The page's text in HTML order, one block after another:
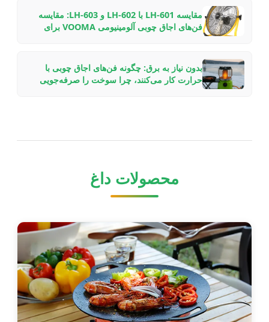
مقایسه LH-601 با LH-602 و LH-603: مقایسه
فن‌های اجاق چوبی آلومینیومی VOOMA برای
بدون نیاز به برق: چگونه فن‌های اجاق چوبی با
حرارت کار می‌کنند، چرا سوخت را صرفه‌جویی
محصولات داغ